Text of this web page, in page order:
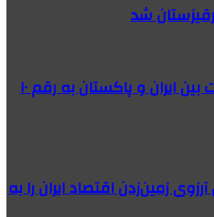
شد
افزایش حجم تجارت بین ایران و پاکستان به رقم ۱۰
زمین‌زدن اقتصاد ایران را به